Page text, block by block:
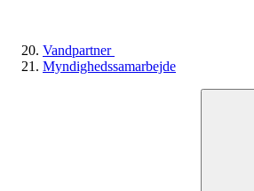
Vandpartner
Myndighedssamarbejde